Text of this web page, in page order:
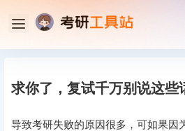
求你了，复试千万别说这些
导致考研失败的原因很多，可如果因